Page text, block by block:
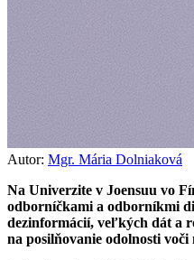
Autor: Mgr. Mária Dolniaková
Na Univerzite v Joensuu vo
odborníčkami a odborníkmi
dezinformácií, veľkých dát a
na posilňovanie odolnosti